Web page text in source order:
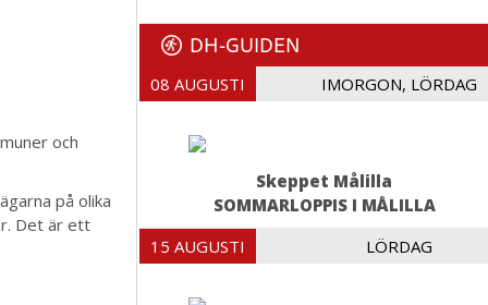
och
på olika
Det är ett
DH-GUIDEN
08 AUGUSTI IMORGON, LÖRDAG
Skeppet Målilla
SOMMARLOPPIS I MÅLILLA
15 AUGUSTI LÖRDAG